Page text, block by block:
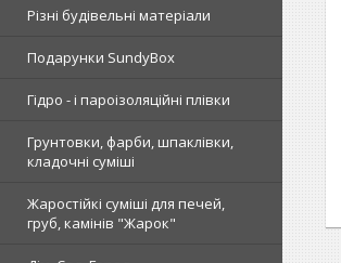
Різні будівельні матеріали
Подарунки SundyBox
Гідро - і пароізоляційні плівки
Грунтовки, фарби, шпаклівки,
кладочні суміші
Жаростійкі суміші для печей,
груб, камінів "Жарок"